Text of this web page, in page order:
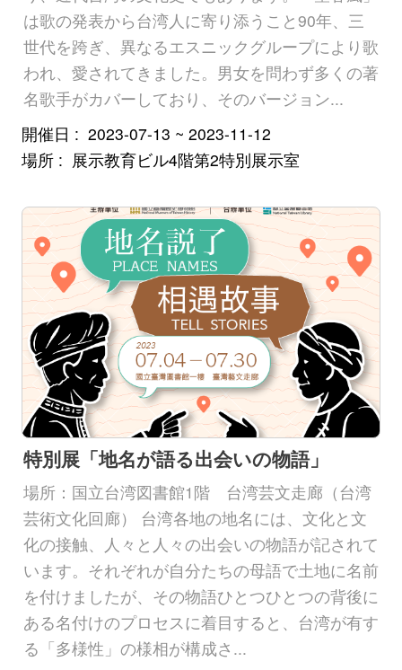
は歌の発表から台湾人に寄り添うこと90年、三
世代を跨ぎ、異なるエスニックグループにより歌
われ、愛されてきました。男女を問わず多くの著
名歌手がカバーしており、そのバージョン...
開催日
2023-07-13 ~ 2023-11-12
場所
展示教育ビル4階第2特別展示室
特別展「地名が語る出会いの物語」
場所：国立台湾図書館1階 台湾芸文走廊（台湾
芸術文化回廊） 台湾各地の地名には、文化と文
化の接触、人々と人々の出会いの物語が記されて
います。それぞれが自分たちの母語で土地に名前
を付けましたが、その物語ひとつひとつの背後に
ある名付けのプロセスに着目すると、台湾が有す
る「多様性」の様相が構成さ...